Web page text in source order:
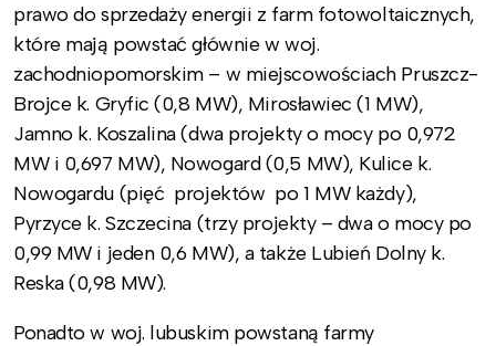
prawo do sprzedaży energii z farm fotowoltaicznych,
które mają powstać głównie w woj.
zachodniopomorskim – w miejscowościach Pruszcz-
Brojce k. Gryfic (0,8 MW), Mirosławiec (1 MW),
Jamno k. Koszalina (dwa projekty o mocy po 0,972
MW i 0,697 MW), Nowogard (0,5 MW), Kulice k.
Nowogardu (pięć projektów po 1 MW każdy),
Pyrzyce k. Szczecina (trzy projekty – dwa o mocy po
0,99 MW i jeden 0,6 MW), a także Lubień Dolny k.
Reska (0,98 MW).
Ponadto w woj. lubuskim powstaną farmy